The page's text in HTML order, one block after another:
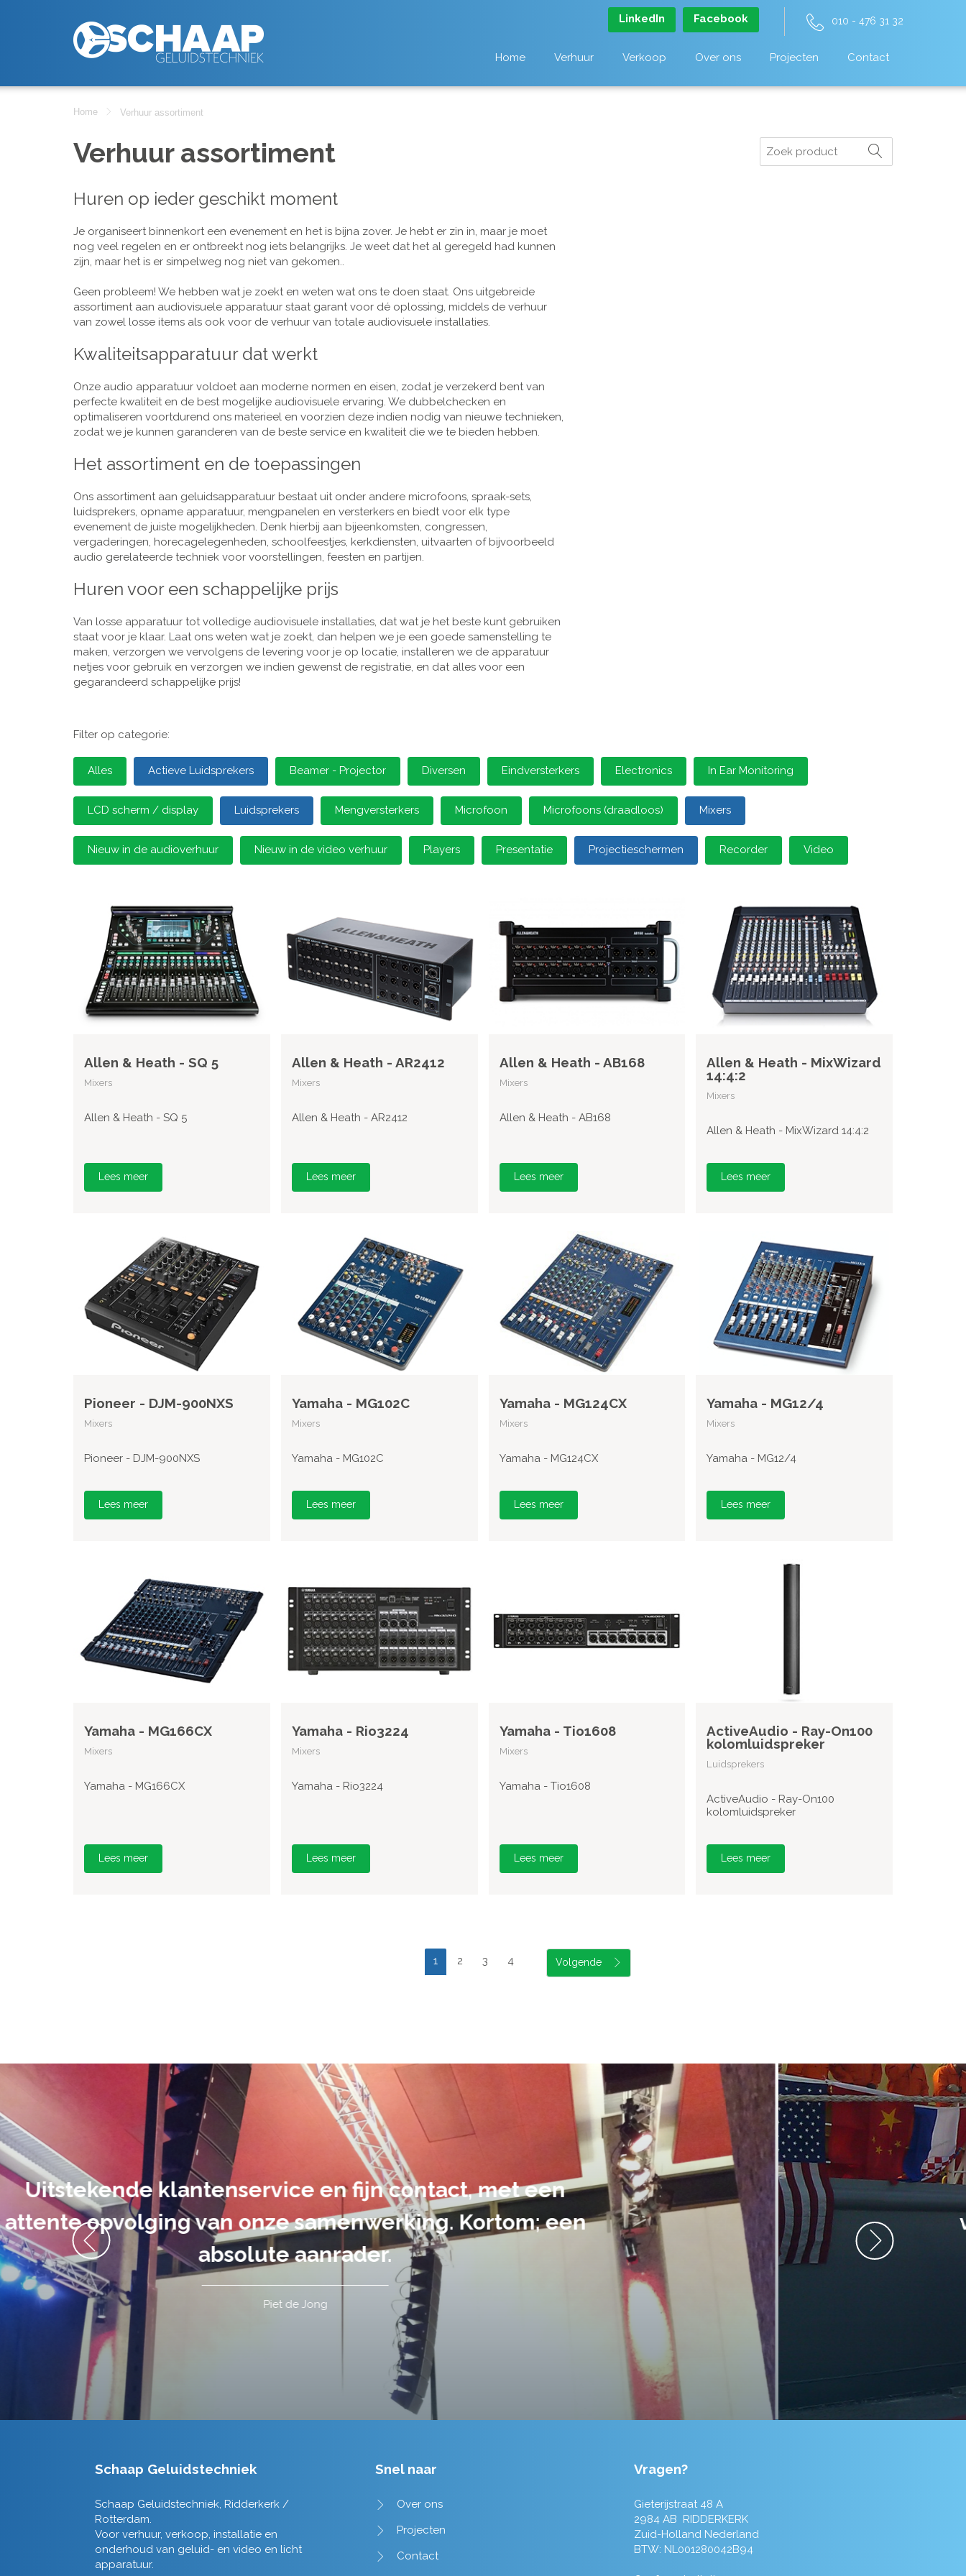
LinkedIn Facebook 010 - 476 31 32
Home Verhuur Verkoop Over ons Projecten Contact
Home Verhuur assortiment
Verhuur assortiment
Huren op ieder geschikt moment
Je organiseert binnenkort een evenement en het is bijna zover. Je hebt er zin in, maar je moet
nog veel regelen en er ontbreekt nog iets belangrijks. Je weet dat het al geregeld had kunnen
zijn, maar het is er simpelweg nog niet van gekomen..
Geen probleem! We hebben wat je zoekt en weten wat ons te doen staat. Ons uitgebreide
assortiment aan audiovisuele apparatuur staat garant voor dé oplossing, middels de verhuur
van zowel losse items als ook voor de verhuur van totale audiovisuele installaties.
Kwaliteitsapparatuur dat werkt
Onze audio apparatuur voldoet aan moderne normen en eisen, zodat je verzekerd bent van
perfecte kwaliteit en de best mogelijke audiovisuele ervaring. We dubbelchecken en
optimaliseren voortdurend ons materieel en voorzien deze indien nodig van nieuwe technieken,
zodat we je kunnen garanderen van de beste service en kwaliteit die we te bieden hebben.
Het assortiment en de toepassingen
Ons assortiment aan geluidsapparatuur bestaat uit onder andere microfoons, spraak-sets,
luidsprekers, opname apparatuur, mengpanelen en versterkers en biedt voor elk type
evenement de juiste mogelijkheden. Denk hierbij aan bijeenkomsten, congressen,
vergaderingen, horecagelegenheden, schoolfeestjes, kerkdiensten, uitvaarten of bijvoorbeeld
audio gerelateerde techniek voor voorstellingen, feesten en partijen.
Huren voor een schappelijke prijs
Van losse apparatuur tot volledige audiovisuele installaties, dat wat je het beste kunt gebruiken
staat voor je klaar. Laat ons weten wat je zoekt, dan helpen we je een goede samenstelling te
maken, verzorgen we vervolgens de levering voor je op locatie, installeren we de apparatuur
netjes voor gebruik en verzorgen we indien gewenst de registratie, en dat alles voor een
gegarandeerd schappelijke prijs!
Zoeken
Filter op categorie:
Alles Actieve Luidsprekers Beamer - Projector Diversen Eindversterkers Electronics In Ear Monitoring
LCD scherm / display Luidsprekers Mengversterkers Microfoon Microfoons (draadloos) Mixers
Nieuw in de audioverhuur Nieuw in de video verhuur Players Presentatie Projectieschermen Recorder Video
Allen & Heath - SQ 5
Mixers
Allen & Heath - SQ 5
Lees meer
Allen & Heath - AR2412
Mixers
Allen & Heath - AR2412
Lees meer
Allen & Heath - AB168
Mixers
Allen & Heath - AB168
Lees meer
Allen & Heath - MixWizard
14:4:2
Mixers
Allen & Heath - MixWizard 14:4:2
Lees meer
Pioneer - DJM-900NXS
Mixers
Pioneer - DJM-900NXS
Lees meer
Yamaha - MG102C
Mixers
Yamaha - MG102C
Lees meer
Yamaha - MG124CX
Mixers
Yamaha - MG124CX
Lees meer
Yamaha - MG12/4
Mixers
Yamaha - MG12/4
Lees meer
Yamaha - MG166CX
Mixers
Yamaha - MG166CX
Lees meer
Yamaha - Rio3224
Mixers
Yamaha - Rio3224
Lees meer
Yamaha - Tio1608
Mixers
Yamaha - Tio1608
Lees meer
ActiveAudio - Ray-On100
kolomluidspreker
Luidsprekers
ActiveAudio - Ray-On100
kolomluidspreker
Lees meer
1 2 3 4
De audiovisuele uitvoering van ons evenement heb ik
volledig uit handen gegeven en dat is een aanrader! Alles
tot in de puntjes verzorgd.
Schaap Geluidstechniek
Schaap Geluidstechniek, Ridderkerk /
Rotterdam.
Voor verhuur, verkoop, installatie en
onderhoud van geluid- en video en licht
apparatuur.
Snel naar
Over ons
Projecten
Contact
Vragen?
Gieterijstraat 48 A
2984 AB RIDDERKERK
Zuid-Holland Nederland
BTW: NL001280042B94